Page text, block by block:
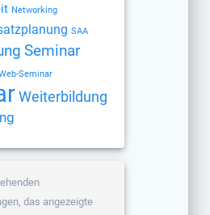
Networking
SAA
Seminar
Seminar
Weiterbildung
das angezeigte